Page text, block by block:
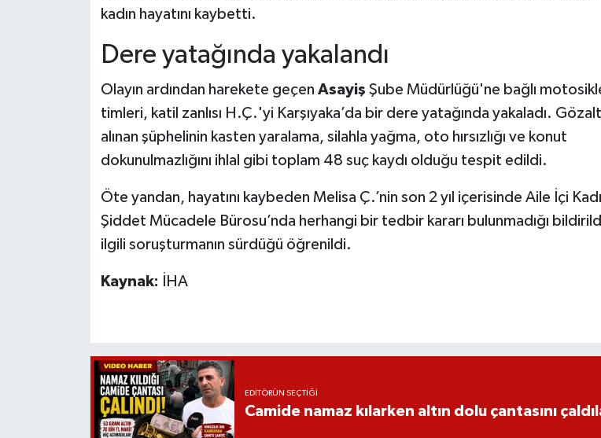
kadın hayatını kaybetti.
Dere yatağında yakalandı
Olayın ardından harekete geçen Asayiş Şube Müdürlüğü'ne bağlı
timleri, katil zanlısı H.Ç.'yi Karşıyaka’da bir dere yatağında yakaladı.
alınan şüphelinin kasten yaralama, silahla yağma, oto hırsızlığı ve konut
dokunulmazlığını ihlal gibi toplam 48 suç kaydı olduğu tespit edildi.
Öte yandan, hayatını kaybeden Melisa Ç.’nin son 2 yıl içerisinde Aile İçi
Şiddet Mücadele Bürosu’nda herhangi bir tedbir kararı bulunmadığı
ilgili soruşturmanın sürdüğü öğrenildi.
Kaynak: İHA
EDITÖRÜN SEÇTIĞI
Camide namaz kılarken altın dolu çantasını